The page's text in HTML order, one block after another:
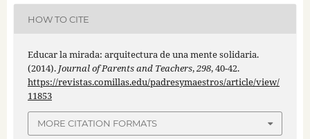
HOW TO CITE
Educar la mirada: arquitectura de una mente solidaria.
(2014). Journal of Parents and Teachers,298, 40-42.
https://revistas.comillas.edu/padresymaestros/article/view/
11853
MORE CITATION FORMATS